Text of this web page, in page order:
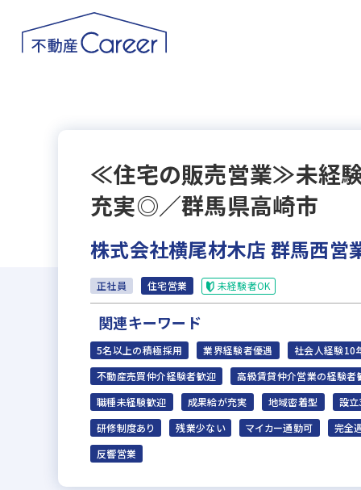
≪住宅の販売営業≫未経
充実◎／群馬県高崎市
株式会社横尾材木店 群馬西営
正社員 住宅営業 未経験者OK
関連キーワード
5名以上の積極採用 業界経験者優遇
社会人経験10
不動産売買仲介経験者歓迎
高級賃貸仲介営業の経験者
職種未経験歓迎
成果給が充実 地域密着型
設
研修制度あり
残業少ない マイカー通勤可
完全
反響営業